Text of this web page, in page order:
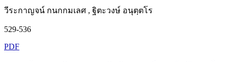
วีระกาญจน์ กนกกมเลศ , ฐิตะวงษ์ อนุตฺตโร
529-536
PDF